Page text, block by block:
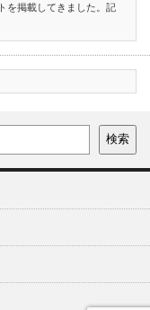
を掲載してきました。記
検索